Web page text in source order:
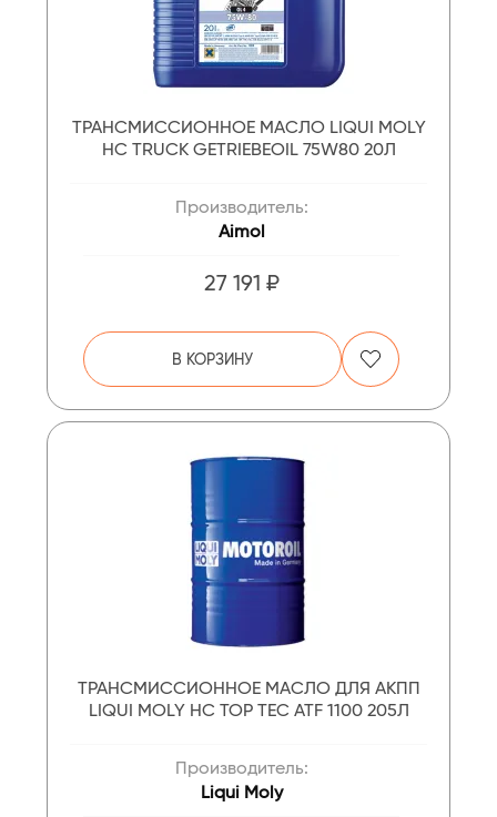
ТРАНСМИССИОННОЕ МАСЛО LIQUI MOLY
НС TRUCK GETRIEBEOIL 75W80 20Л
Производитель:
Aimol
27 191 ₽
В КОРЗИНУ
ТРАНСМИССИОННОЕ МАСЛО ДЛЯ АКПП
LIQUI MOLY НС TOP TEC ATF 1100 205Л
Производитель:
Liqui Moly